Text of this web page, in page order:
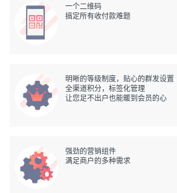
一个二维码
搞定所有收付款难题
明晰的等级制度，贴心的群发设置
全渠道积分，标签化管理
让您足不出户也能暖到会员的心
强劲的营销组件
满足商户的多种需求